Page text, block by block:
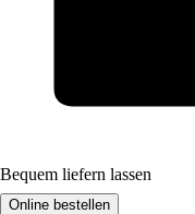
Bequem liefern lassen
Online bestellen